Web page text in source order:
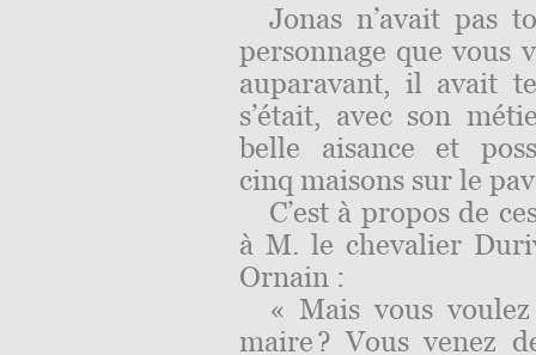
Jonas n’avait pas
personnage que vous
auparavant, il avait
s’était, avec son
belle aisance et
cinq maisons sur le
C’est à propos de
à M. le chevalier
Ornain :
« Mais vous
maire ? Vous venez